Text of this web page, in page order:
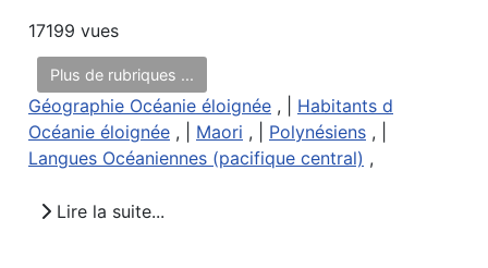
17199 vues
Plus de rubriques ...
Géographie Océanie éloignée , | Habitants d
Océanie éloignée , | Maori , | Polynésiens , |
Langues Océaniennes (pacifique central) ,
Lire la suite...